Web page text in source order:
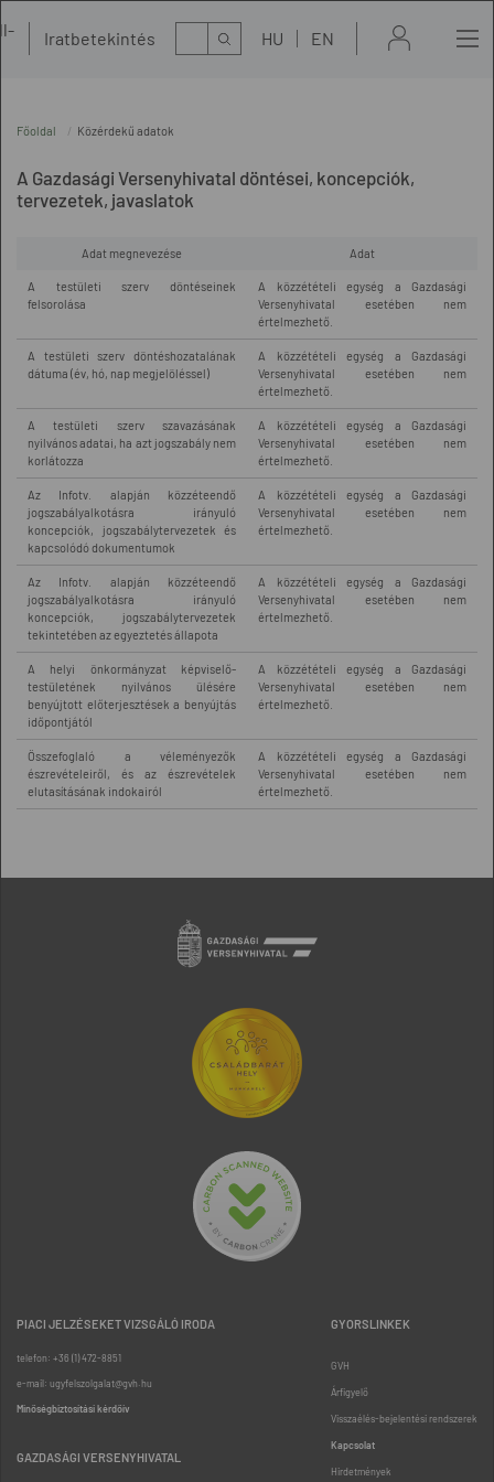
Iratbetekintés Kereső HU EN
Főoldal Közérdekű adatok
A Gazdasági Versenyhivatal döntései, koncepciók,
tervezetek, javaslatok
Adat megnevezése Adat
A testületi szerv döntéseinek
felsorolása
A közzétételi egység a Gazdasági
Versenyhivatal esetében nem
értelmezhető.
A testületi szerv döntéshozatalának
dátuma (év, hó, nap megjelöléssel)
A közzétételi egység a Gazdasági
Versenyhivatal esetében nem
értelmezhető.
A testületi szerv szavazásának
nyilvános adatai, ha azt jogszabály nem
korlátozza
A közzétételi egység a Gazdasági
Versenyhivatal esetében nem
értelmezhető.
Az Infotv. alapján közzéteendő
jogszabályalkotásra irányuló
koncepciók, jogszabálytervezetek és
kapcsolódó dokumentumok
A közzétételi egység a Gazdasági
Versenyhivatal esetében nem
értelmezhető.
Az Infotv. alapján közzéteendő
jogszabályalkotásra irányuló
koncepciók, jogszabálytervezetek
tekintetében az egyeztetés állapota
A közzétételi egység a Gazdasági
Versenyhivatal esetében nem
értelmezhető.
A helyi önkormányzat képviselő-
testületének nyilvános ülésére
benyújtott előterjesztések a benyújtás
időpontjától
A közzétételi egység a Gazdasági
Versenyhivatal esetében nem
értelmezhető.
Összefoglaló a véleményezők
észrevételeiről, és az észrevételek
elutasításának indokairól
A közzétételi egység a Gazdasági
Versenyhivatal esetében nem
értelmezhető.
PIACI JELZÉSEKET VIZSGÁLÓ IRODA
telefon: +36 (1) 472-8851
e-mail: ugyfelszolgalat@gvh.hu
Minőségbiztosítási kérdőív
GAZDASÁGI VERSENYHIVATAL
GYORSLINKEK
GVH
Árfigyelő
Visszaélés-bejelentési rendszerek
Kapcsolat
Hirdetmények